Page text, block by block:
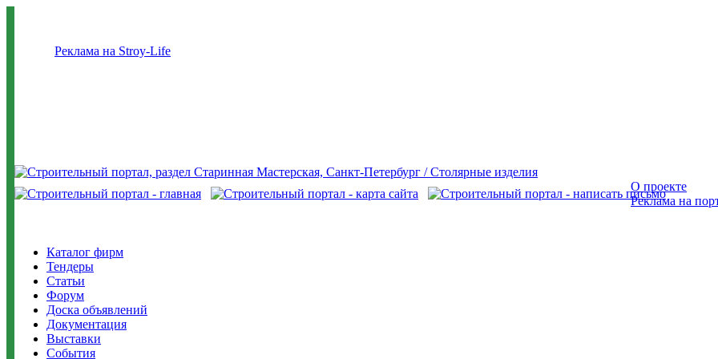
Реклама на Stroy-Life
О проекте
Реклама на
Каталог фирм
Тендеры
Статьи
Форум
Доска объявлений
Документация
Выставки
События